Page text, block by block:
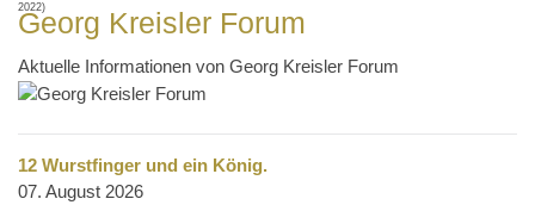
2022)
Georg Kreisler Forum
Aktuelle Informationen von Georg Kreisler Forum
12 Wurstfinger und ein König.
07. August 2026